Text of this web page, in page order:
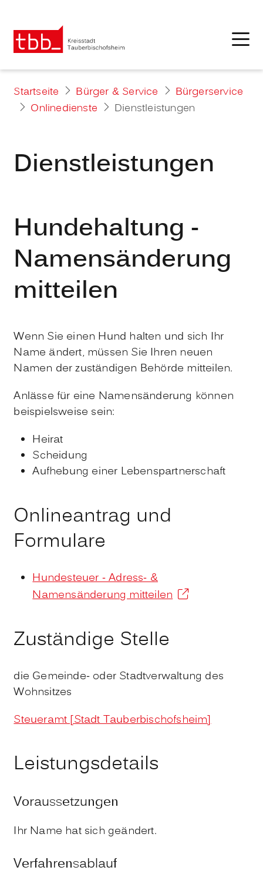
Startseite Bürger & Service
Bürgerservice
Onlinedienste
Dienstleistungen
Dienstleistungen
Hundehaltung -
Namensänderung
mitteilen
Wenn Sie einen Hund halten und sich Ihr
Name ändert, müssen Sie Ihren neuen
Namen der zuständigen Behörde mitteilen.
Anlässe für eine Namensänderung können
beispielsweise sein:
Heirat
Scheidung
Aufhebung einer Lebenspartnerschaft
Onlineantrag und
Formulare
Hundesteuer - Adress- &
Namensänderung mitteilen
Zuständige Stelle
die Gemeinde- oder Stadtverwaltung des
Wohnsitzes
Steueramt [Stadt Tauberbischofsheim]
Leistungsdetails
Voraussetzungen
Ihr Name hat sich geändert.
Verfahrensablauf